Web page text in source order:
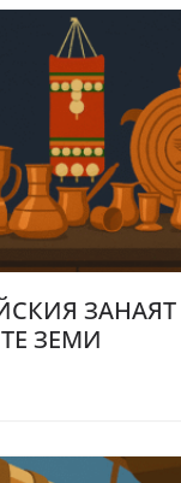
ЗЕМИ